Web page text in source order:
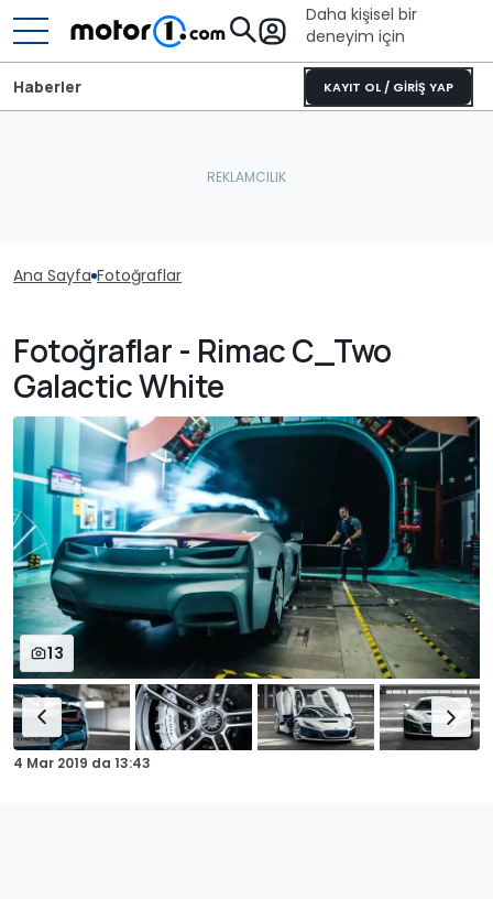
Daha kişisel bir
deneyim için
KAYIT OL / GİRİŞ YAP
Haberler
Ana Sayfa Fotoğraflar
Fotoğraflar - Rimac C_Two
Galactic White
13
4 Mar 2019 da 13:43